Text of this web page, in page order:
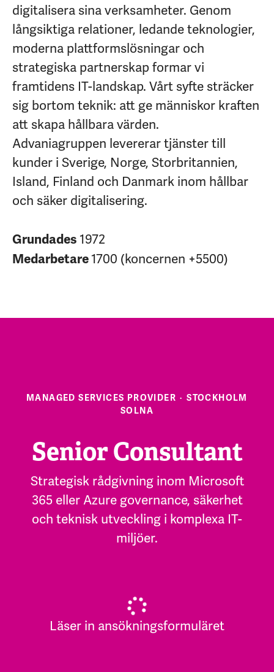
digitalisera sina verksamheter. Genom
långsiktiga relationer, ledande teknologier,
moderna plattformslösningar och
strategiska partnerskap formar vi
framtidens IT-landskap. Vårt syfte sträcker
sig bortom teknik: att ge människor kraften
att skapa hållbara värden.
Advaniagruppen levererar tjänster till
kunder i Sverige, Norge, Storbritannien,
Island, Finland och Danmark inom hållbar
och säker digitalisering.
Grundades1972
Medarbetare1700 (koncernen +5500)
MANAGED SERVICES PROVIDER · STOCKHOLM
SOLNA
Senior Consultant
Strategisk rådgivning inom Microsoft
365 eller Azure governance, säkerhet
och teknisk utveckling i komplexa IT-
miljöer.
Läser in ansökningsformuläret